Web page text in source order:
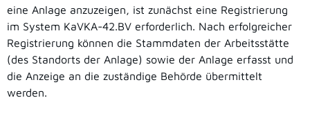
eine Anlage anzuzeigen, ist zunächst eine Registrierung
im System KaVKA-42.BV erforderlich. Nach erfolgreicher
Registrierung können die Stammdaten der Arbeitsstätte
(des Standorts der Anlage) sowie der Anlage erfasst und
die Anzeige an die zuständige Behörde übermittelt
werden.